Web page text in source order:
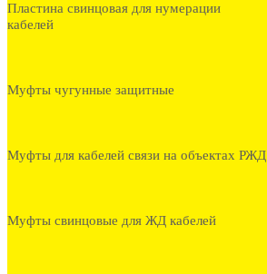
Пластина свинцовая для нумерации
кабелей
Муфты чугунные защитные
Муфты для кабелей связи на объектах РЖД
Муфты свинцовые для ЖД кабелей